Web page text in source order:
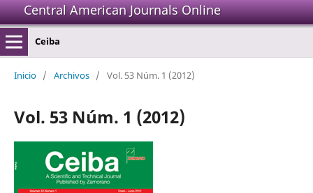
Central American Journals Online
Ceiba
Inicio / Archivos / Vol. 53 Núm. 1 (2012)
Vol. 53 Núm. 1 (2012)